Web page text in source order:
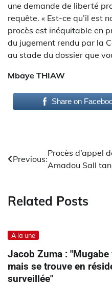
une demande de liberté
requête. « Est-ce qu’il est
procès est inéquitable en
du jugement rendu par la
au stade du dossier que
Mbaye THIAW
Share on
Navigation
l’article
Previous:
Procès d’appel
Amadou Sall
Related Posts
A la une
Jacob Zuma : "Mugabe
mais se trouve en
surveillée"